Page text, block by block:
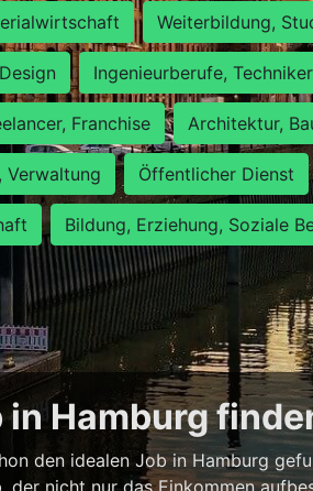
Weiterbildung,
Ingenieurberufe, Techniker
Franchise Architektur,
Verwaltung Öffentlicher Dienst
Bildung, Erziehung, Soziale
in Hamburg
den idealen Job in Hamburg